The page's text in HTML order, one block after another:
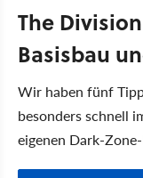
The
Basisbau
Wir haben fünf
besonders schnell
eigenen Dark-